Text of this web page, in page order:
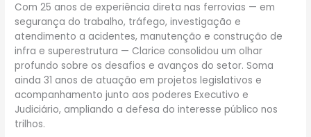
Com 25 anos de experiência direta nas ferrovias — em
segurança do trabalho, tráfego, investigação e
atendimento a acidentes, manutenção e construção de
infra e superestrutura — Clarice consolidou um olhar
profundo sobre os desafios e avanços do setor. Soma
ainda 31 anos de atuação em projetos legislativos e
acompanhamento junto aos poderes Executivo e
Judiciário, ampliando a defesa do interesse público nos
trilhos.